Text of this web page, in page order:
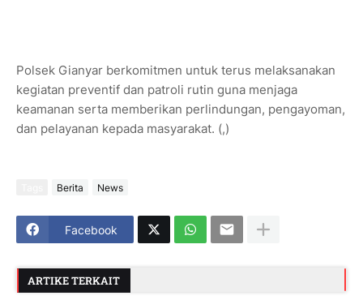
Polsek Gianyar berkomitmen untuk terus melaksanakan
kegiatan preventif dan patroli rutin guna menjaga
keamanan serta memberikan perlindungan, pengayoman,
dan pelayanan kepada masyarakat. (,)
Berita News
Facebook
ARTIKE TERKAIT